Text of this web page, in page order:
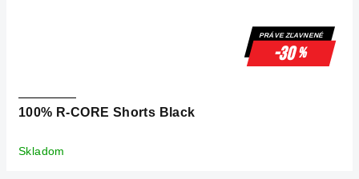
PRÁVE ZĽAVNENÉ
-30%
100% R-CORE Shorts Black
Skladom